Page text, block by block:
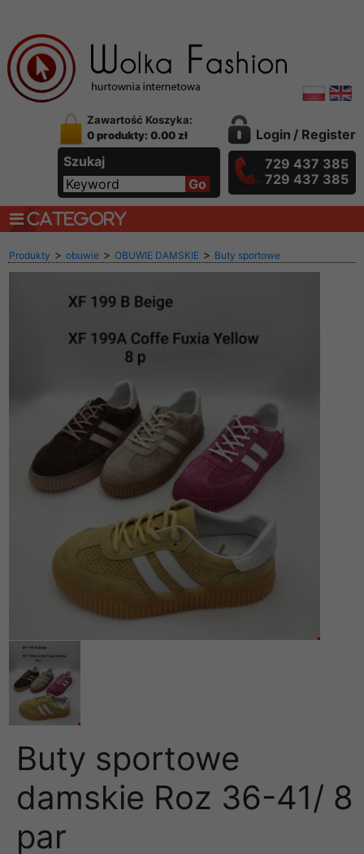
Zawartość Koszyka:
0 produkty: 0.00 zł
Szukaj
Login / Register
729 437 385
729 437 385
CATEGORY
Produkty > obuwie > OBUWIE DAMSKIE > Buty sportowe
Buty sportowe
damskie Roz 36-41/ 8
par